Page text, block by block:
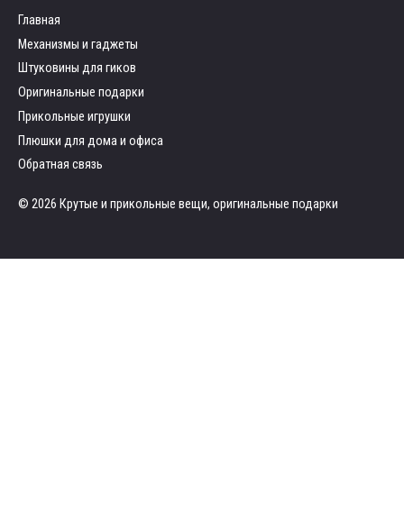
Главная
Механизмы и гаджеты
Штуковины для гиков
Оригинальные подарки
Прикольные игрушки
Плюшки для дома и офиса
Обратная связь
© 2026 Крутые и прикольные вещи, оригинальные подарки